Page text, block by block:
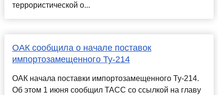
террористической о...
ОАК сообщила о начале поставок
импортозамещенного Ту-214
ОАК начала поставки импортозамещенного Ту-214.
Об этом 1 июня сообщил ТАСС со ссылкой на главу